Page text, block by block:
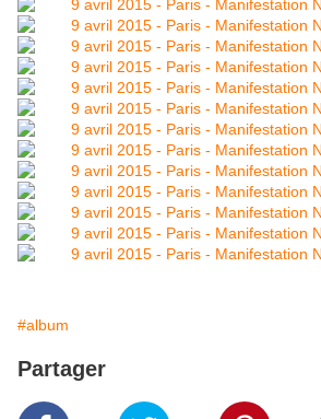
#album
Partager